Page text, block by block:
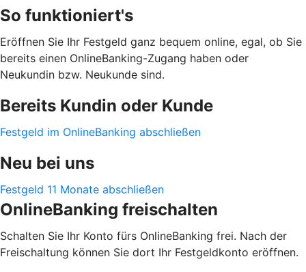
So funktioniert's
Eröffnen Sie Ihr Festgeld ganz bequem online, egal, ob Sie
bereits einen OnlineBanking-Zugang haben oder
Neukundin bzw. Neukunde sind.
Bereits Kundin oder Kunde
Festgeld im OnlineBanking abschließen
Neu bei uns
Festgeld 11 Monate abschließen
OnlineBanking freischalten
Schalten Sie Ihr Konto fürs OnlineBanking frei. Nach der
Freischaltung können Sie dort Ihr Festgeldkonto eröffnen.